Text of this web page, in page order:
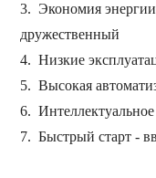
3. Экономия
дружественный
4.Низкие
5.Высокая
6.
7.Быстрый старт-